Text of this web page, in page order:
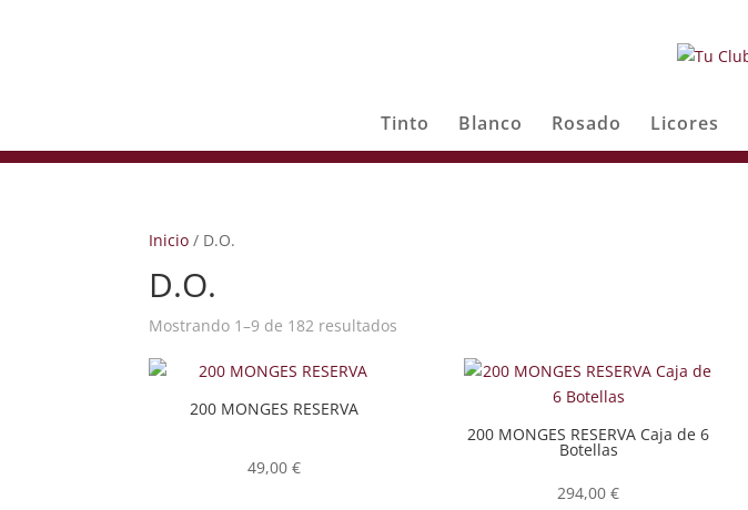
Tinto Blanco Rosado Licores
Inicio / D.O.
D.O.
Mostrando 1–9 de 182 resultados
200 MONGES RESERVA
49,00 €
200 MONGES RESERVA Caja de 6
Botellas
294,00€